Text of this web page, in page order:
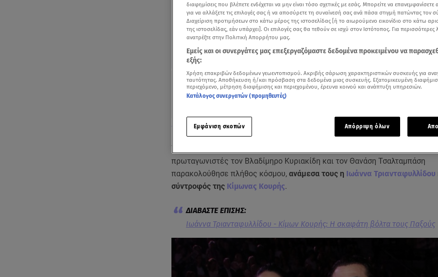
Δείτε περισσότερα άρθρα μας στα αποτελέσματα αναζήτησης
Δείτε παλιότερη συνέντευξη της Ιωάννας Τριανταφυλλίδου στην εκπομπή Πάμε Δανάη!
Την παράσταση
πρωταγωνιστές τον Βλαδίμηρο Κυριακίδη και τον Θανάση Τσαλταμπάση
παρακολούθησε πλήθος κόσμου, ανάμεσα τους η Ιωάννα Τριανταφυλλίδου
σύντροφός της Κίμωνας Κουρής.
Ιωάννα Τριανταφυλλίδου - Κίμων Κουρής: Η σκαφάτη βόλτα τους Παξούς
διαφημίσεις που βλέπετε ενδέχεται να μην είναι τόσο σχετικές με εσάς. Μπορείτε να
για να αλλάξετε τις επιλογές σας ή να αποσύρετε τη συναίνεσή σας ανά πάσα στιγμή πατώντας τον
Διαχείριση προτιμήσεων στο κάτω μέρος της ιστοσελίδας [ή το αιωρούμενο εικονίδιο στο κάτω
της ιστοσελίδας, εάν υπάρχει]. Οι επιλογές σας θα τεθούν σε ισχύ στον Ιστότοπος. Για περισσότερες
ανατρέξτε στην Πολιτική Απορρήτου μας.
Εμείς και οι συνεργάτες μας επεξεργαζόμαστε δεδομένα προκειμένου να
εξής:
Χρήση επακριβών δεδομένων γεωεντοπισμού. Ακριβής σάρωση χαρακτηριστικών συσκευής για
ταυτότητας. Αποθήκευση ή/και πρόσβαση στα δεδομένα μιας συσκευής. Εξατομικευμένη
περιεχόμενο, μέτρηση διαφήμισης και περιεχομένου, έρευνα κοινού και ανάπτυξη υπηρεσιών.
Κατάλογος συνεργατών (προμηθευτές)
Εμφάνιση σκοπών Απόρριψη όλων